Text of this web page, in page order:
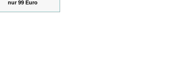
nur 99 Euro